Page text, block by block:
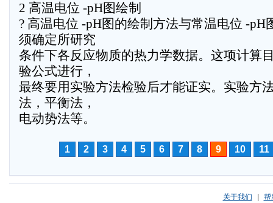
2 高温电位 -pH图绘制
? 高温电位 -pH图的绘制方法与常温电位 -pH
须确定所研究
条件下各反应物质的热力学数据。这项计算
验公式进行，
最终要用实验方法检验后才能证实。实验方
法，平衡法，
电动势法等。
1 2 3 4 5 6 7 8 9 10 11
关于我们 帮